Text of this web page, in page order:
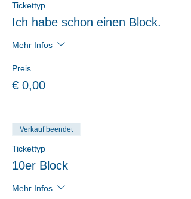
Tickettyp
Ich habe schon einen Block.
Mehr Infos
Preis
€ 0,00
Verkauf beendet
Tickettyp
10er Block
Mehr Infos